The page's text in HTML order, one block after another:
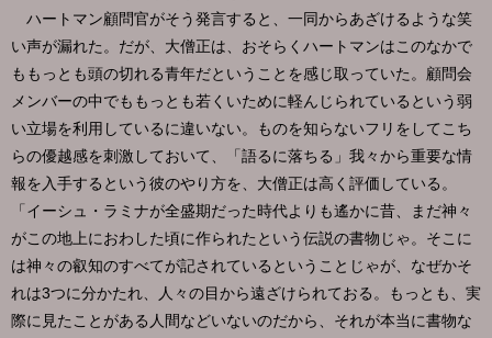
ハートマン顧問官がそう発言すると、一同からあざけるような笑
い声が漏れた。だが、大僧正は、おそらくハートマンはこのなかで
ももっとも頭の切れる青年だということを感じ取っていた。顧問会
メンバーの中でももっとも若くいために軽んじられているという弱
い立場を利用しているに違いない。ものを知らないフリをしてこち
らの優越感を刺激しておいて、「語るに落ちる」我々から重要な情
報を入手するという彼のやり方を、大僧正は高く評価している。
「イーシュ・ラミナが全盛期だった時代よりも遙かに昔、まだ神々
がこの地上におわした頃に作られたという伝説の書物じゃ。そこに
は神々の叡知のすべてが記されているということじゃが、なぜかそ
れは3つに分かたれ、人々の目から遠ざけられておる。もっとも、実
際に見たことがある人間などいないのだから、それが本当に書物な